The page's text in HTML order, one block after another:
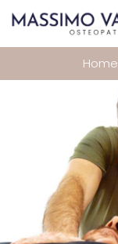
Home